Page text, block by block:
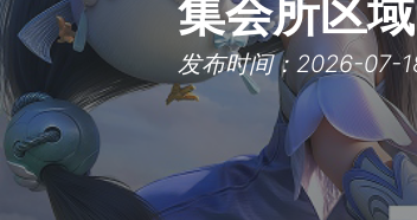
发布时间：2026-07-